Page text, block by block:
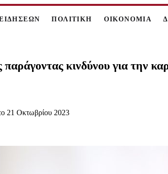
ΠΟΛΙΤΙΚΗ ΟΙΚΟΝΟΜΙΑ
κινδύνου για την
21 Οκτωβρίου 2023